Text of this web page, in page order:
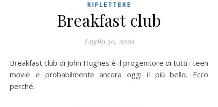
RIFLETTERE
Breakfast club
Luglio 30, 2020
Breakfast club di John Hughes è il progenitore di tutti i teen
movie e probabilmente ancora oggi il più bello. Ecco
perché.